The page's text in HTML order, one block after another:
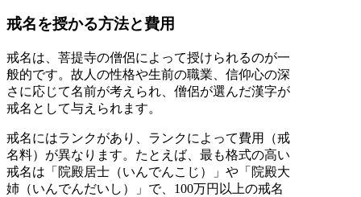
戒名を授かる方法と費用
戒名は、菩提寺の僧侶によって授けられるのが一
般的です。故人の性格や生前の職業、信仰心の深
さに応じて名前が考えられ、僧侶が選んだ漢字が
戒名として与えられます。
戒名にはランクがあり、ランクによって費用（戒
名料）が異なります。たとえば、最も格式の高い
戒名は「院殿居士（いんでんこじ）」や「院殿大
姉（いんでんだいし）」で、100万円以上の戒名